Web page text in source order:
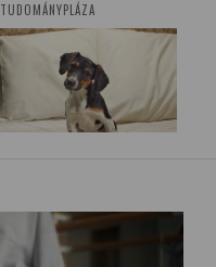
TUDOMÁNYPLÁZA